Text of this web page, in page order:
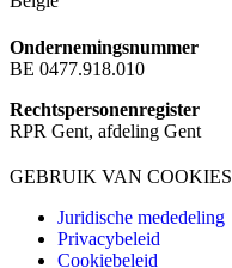
Ondernemingsnummer
BE 0477.918.010
Rechtspersonenregister
RPR Gent, afdeling Gent
GEBRUIK VAN COOKIES
Juridische mededeling
Privacybeleid
Cookiebeleid